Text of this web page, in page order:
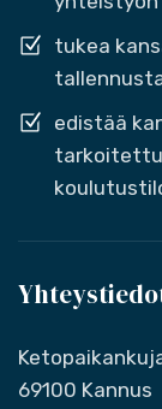
tukea
edistää
69100 Kannus